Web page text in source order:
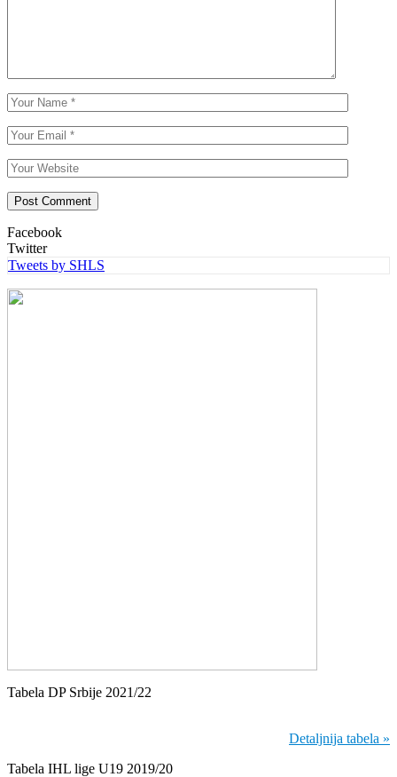
Facebook
Twitter
Tweets by SHLS
Tabela DP Srbije 2021/22
Detaljnija tabela »
Tabela IHL lige U19 2019/20